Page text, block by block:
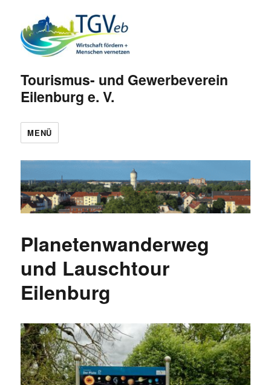
Tourismus- und Gewerbeverein
Eilenburg e. V.
MENÜ
Planetenwanderweg
und Lauschtour
Eilenburg